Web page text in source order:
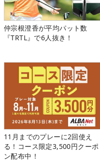
仲宗根澄香が平均パット数
『TRTL』で6人抜き！
11月までのプレーに2回使え
る！コース限定3,500円クーポ
ン配布中！